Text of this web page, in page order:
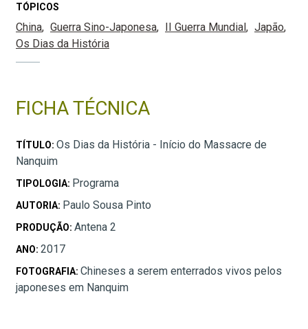
TÓPICOS
China Guerra Sino-Japonesa II Guerra Mundial
Japão
Os Dias da História
FICHA TÉCNICA
TÍTULO: Os Dias da História - Início do Massacre de
Nanquim
TIPOLOGIA: Programa
AUTORIA: Paulo Sousa Pinto
PRODUÇÃO: Antena 2
ANO: 2017
FOTOGRAFIA: Chineses a serem enterrados vivos pelos
japoneses em Nanquim